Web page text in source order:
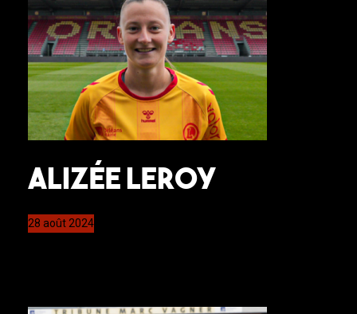
Alizée LEROY
28 août 2024